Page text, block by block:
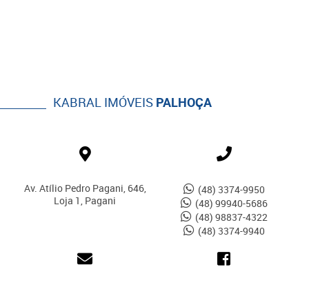
KABRAL IMÓVEIS PALHOÇA
Av. Atílio Pedro Pagani, 646,
Loja 1, Pagani
(48) 3374-9950
(48) 99940-5686
(48) 98837-4322
(48) 3374-9940